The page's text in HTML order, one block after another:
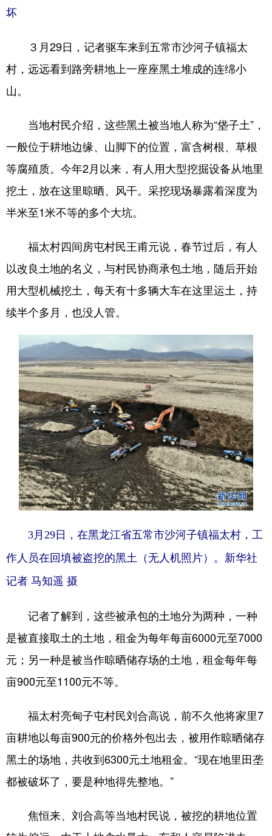
坏
３月29日，记者驱车来到五常市沙河子镇福太
村，远远看到路旁耕地上一座座黑土堆成的连绵小
山。
当地村民介绍，这些黑土被当地人称为“垡子土”，
一般位于耕地边缘、山脚下的位置，富含树根、草根
等腐殖质。今年2月以来，有人用大型挖掘设备从地里
挖土，放在这里晾晒、风干。采挖现场暴露着深度为
半米至1米不等的多个大坑。
福太村四间房屯村民王甫元说，春节过后，有人
以改良土地的名义，与村民协商承包土地，随后开始
用大型机械挖土，每天有十多辆大车在这里运土，持
续半个多月，也没人管。
3月29日，在黑龙江省五常市沙河子镇福太村，工
作人员在回填被盗挖的黑土（无人机照片）。新华社
记者 马知遥 摄
记者了解到，这些被承包的土地分为两种，一种
是被直接取土的土地，租金为每年每亩6000元至7000
元；另一种是被当作晾晒储存场的土地，租金每年每
亩900元至1100元不等。
福太村亮甸子屯村民刘合高说，前不久他将家里7
亩耕地以每亩900元的价格外包出去，被用作晾晒储存
黑土的场地，共收到6300元土地租金。“现在地里田垄
都被破坏了，要是种地得先整地。”
焦恒来、刘合高等当地村民说，被挖的耕地位置